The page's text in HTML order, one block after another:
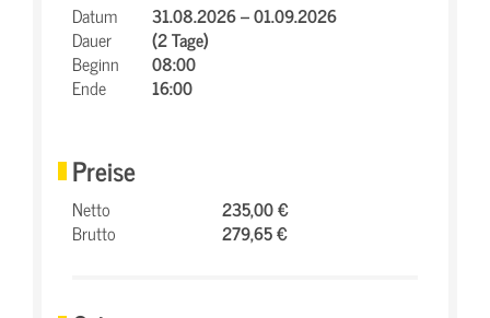
Datum
31.08.2026 – 01.09.2026
Dauer
(2 Tage)
Beginn
08:00
Ende
16:00
Preise
Netto
235,00 €
Brutto
279,65 €